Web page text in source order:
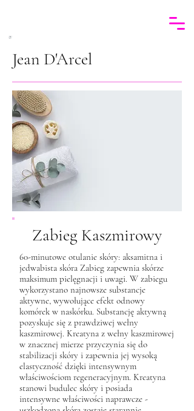
Jean D'Arcel
Zabieg Kaszmirowy
60-minutowe otulanie skóry: aksamitna i
jedwabista skóra Zabieg zapewnia skórze
maksimum pielęgnacji i uwagi. W zabiegu
wykorzystano najnowsze substancje
aktywne, wywołujące efekt odnowy
komórek w naskórku. Substancję aktywną
pozyskuje się z prawdziwej wełny
kaszmirowej. Kreatyna z wełny kaszmirowej
w znacznej mierze przyczynia się do
stabilizacji skóry i zapewnia jej wysoką
elastyczność dzięki intensywnym
właściwościom regeneracyjnym. Kreatyna
stanowi budulec skóry i posiada
intensywne właściwości naprawcze -